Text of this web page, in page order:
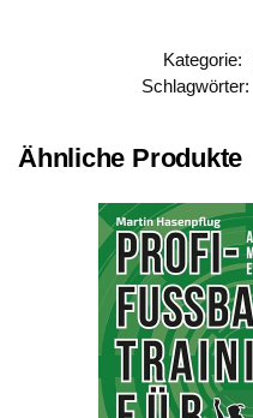
Kategorie:
Schlagwörter:
Ähnliche Produkte